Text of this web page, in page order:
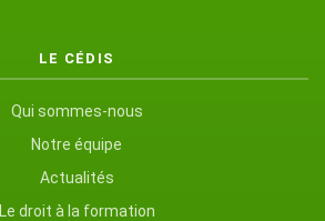
LE CÉDIS
Qui sommes-nous
Notre équipe
Actualités
Le droit à la formation